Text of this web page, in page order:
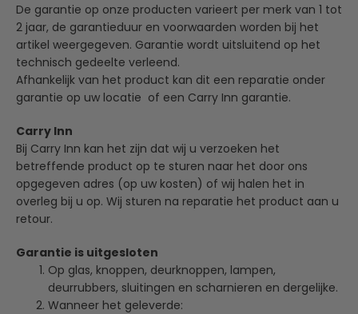
De garantie op onze producten varieert per merk van 1 tot
2 jaar, de garantieduur en voorwaarden worden bij het
artikel weergegeven. Garantie wordt uitsluitend op het
technisch gedeelte verleend.
Afhankelijk van het product kan dit een reparatie onder
garantie op uw locatie of een Carry Inn garantie.
Carry Inn
Bij Carry Inn kan het zijn dat wij u verzoeken het
betreffende product op te sturen naar het door ons
opgegeven adres (op uw kosten) of wij halen het in
overleg bij u op. Wij sturen na reparatie het product aan u
retour.
Garantie is uitgesloten
Op glas, knoppen, deurknoppen, lampen,
deurrubbers, sluitingen en scharnieren en dergelijke.
Wanneer het geleverde: